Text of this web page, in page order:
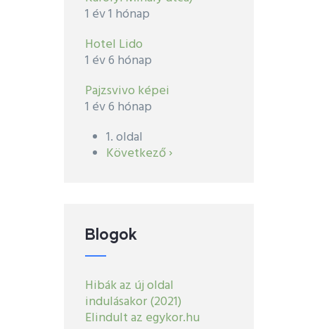
1 év 1 hónap
Hotel Lido
1 év 6 hónap
Pajzsvivo képei
1 év 6 hónap
Oldalszámozás
1. oldal
Következő
Következő ›
Blogok
Hibák az új oldal
indulásakor (2021)
Elindult az egykor.hu